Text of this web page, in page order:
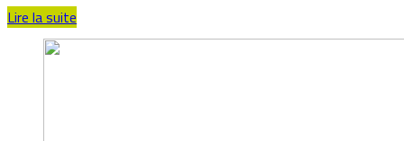
Lire la suite